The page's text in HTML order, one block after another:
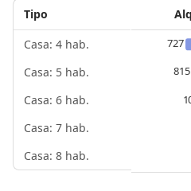
Tipo
Casa: 4 hab.
Casa: 5 hab.
Casa: 6 hab.
Casa: 7 hab.
Casa: 8 hab.
727
815